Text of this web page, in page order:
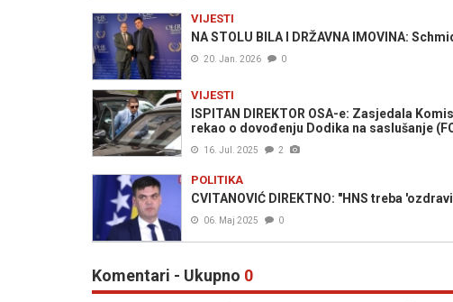
VIJESTI
NA STOLU BILA I DRŽAVNA IMOVINA:
20. Jan. 2026 0
VIJESTI
ISPITAN DIREKTOR OSA-e: Zasjedala
rekao o dovođenju Dodika na saslušanje
16. Jul. 2025 2
POLITIKA
CVITANOVIĆ DIREKTNO: "HNS treba
06. Maj 2025 0
Komentari - Ukupno 0